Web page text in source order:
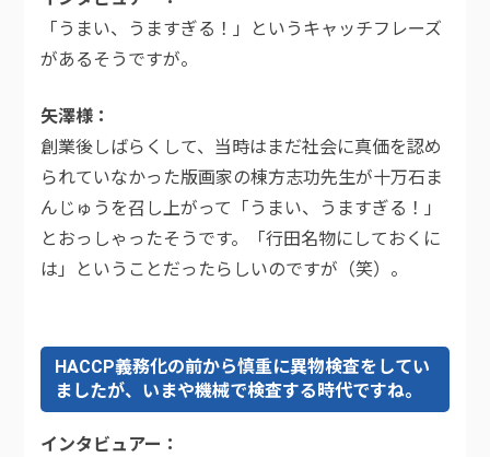
「うまい、うますぎる！」というキャッチフレーズ
があるそうですが。
矢澤様
創業後しばらくして、当時はまだ社会に真価を認め
られていなかった版画家の棟方志功先生が十万石ま
んじゅうを召し上がって「うまい、うますぎる！」
とおっしゃったそうです。「行田名物にしておくに
は」ということだったらしいのですが（笑）。
HACCP義務化の前から慎重に異物検査をしてい
ましたが、いまや機械で検査する時代ですね。
インタビュアー